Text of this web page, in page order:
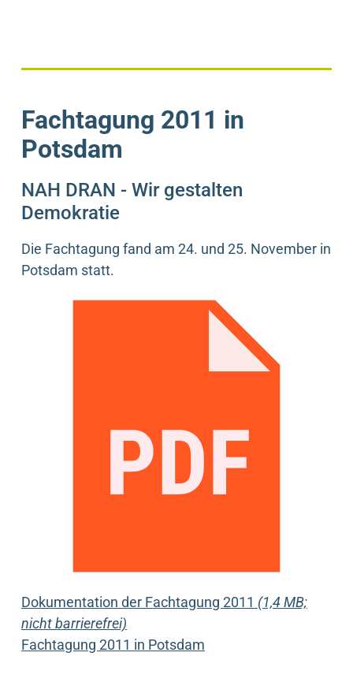
Fachtagung 2011 in
Potsdam
NAH DRAN - Wir gestalten
Demokratie
Die Fachtagung fand am 24. und 25. November in
Potsdam statt.
Dokumentation der Fachtagung 2011 (1,4 MB;
nicht barrierefrei)
Fachtagung 2011 in Potsdam